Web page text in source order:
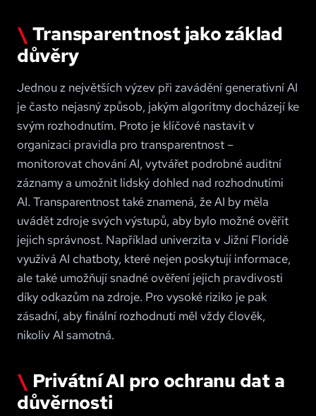
Transparentnost jako základ
důvěry
Jednou z největších výzev při zavádění generativní AI
je často nejasný způsob, jakým algoritmy docházejí ke
svým rozhodnutím. Proto je klíčové nastavit v
organizaci pravidla pro transparentnost –
monitorovat chování AI, vytvářet podrobné auditní
záznamy a umožnit lidský dohled nad rozhodnutími
AI. Transparentnost také znamená, že AI by měla
uvádět zdroje svých výstupů, aby bylo možné ověřit
jejich správnost. Například univerzita v Jižní Floridě
využívá AI chatboty, které nejen poskytují informace,
ale také umožňují snadné ověření jejich pravdivosti
díky odkazům na zdroje. Pro vysoké riziko je pak
zásadní, aby finální rozhodnutí měl vždy člověk,
nikoliv AI samotná.
Privátní AI pro ochranu dat a
důvěrnosti